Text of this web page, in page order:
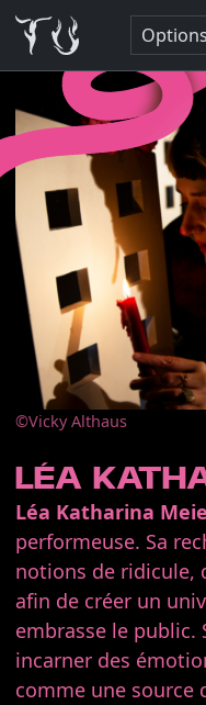
©Vicky Althaus
LÉA
Léa Katharina
performeuse. Sa
notions de ridicule,
afin de créer un
embrasse le public.
incarner des
comme une source